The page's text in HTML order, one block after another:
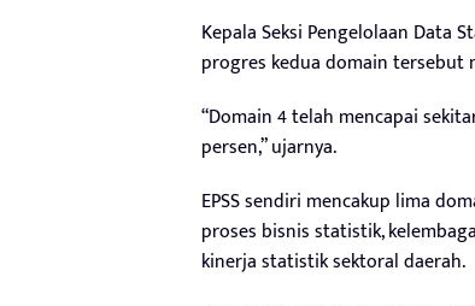
Kepala Seksi Pengelolaan Data
progres kedua domain tersebut
“Domain 4 telah mencapai
persen,” ujarnya.
EPSS sendiri mencakup lima
proses bisnis statistik,
kinerja statistik sektoral daerah.